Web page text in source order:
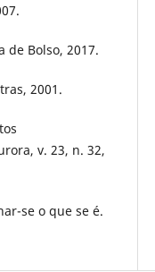
de Bolso, 2017.
2001.
v. 23, n. 32,
se o que se é.